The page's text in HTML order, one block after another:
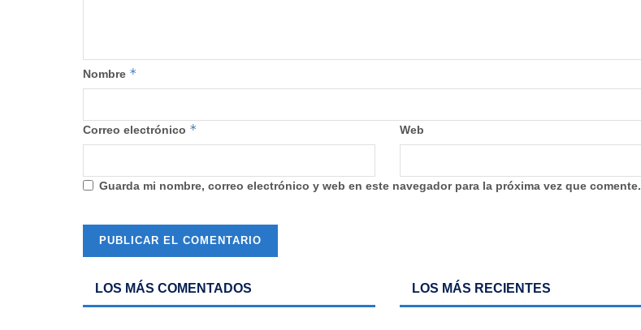
Nombre *
Correo electrónico * Web
Guarda mi nombre, correo electrónico y web en este navegador para la próxima vez que comente.
LOS MÁS COMENTADOS LOS MÁS RECIENTES